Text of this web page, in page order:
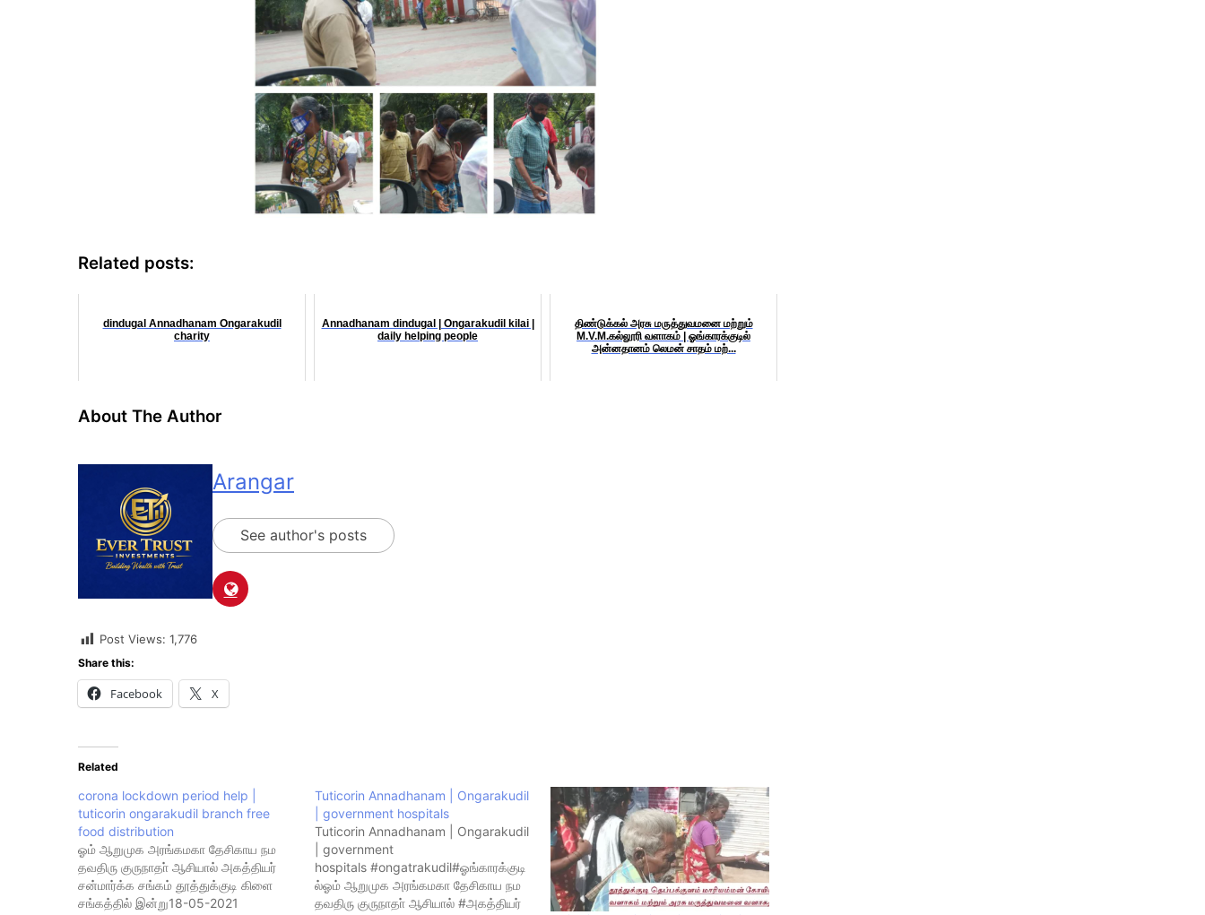
Related posts:
dindugal Annadhanam Ongarakudil
charity
Annadhanam dindugal | Ongarakudil kilai |
daily helping people
திண்டுக்கல் அரசு மருத்துவமனை மற்றும்
M.V.M.கல்லூரி வளாகம் | ஓங்காரக்குடில்
அன்னதானம் லெமன் சாதம் மற்...
About The Author
Arangar
See author's posts
Post Views: 1,776
Share this:
Facebook X
Related
corona lockdown period help |
tuticorin ongarakudil branch free
food distribution
ஓம் ஆறுமுக அரங்கமகா தேசிகாய நம
தவதிரு குருநாதா் ஆசியால் அகத்தியர்
சன்மார்க்க சங்கம் தூத்துக்குடி கிளை
சங்கத்தில் இன்று18-05-2021
Tuticorin Annadhanam | Ongarakudil
| government hospitals
Tuticorin Annadhanam | Ongarakudil
| government
hospitals #ongatrakudil#ஓங்காரக்குடி
ல்ஓம் ஆறுமுக அரங்கமகா தேசிகாய நம
தவதிரு குருநாதா் ஆசியால் #அகத்தியர்